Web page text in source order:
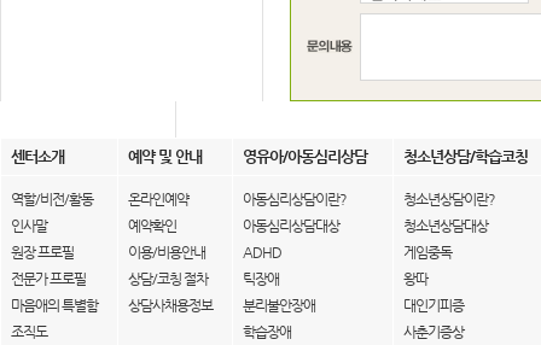
센터소개 예약 및 안내 영유아/아동심리상담 청소년상담/학습코칭
역할/비전/활동
인사말
원장 프로필
전문가 프로필
마음애의 특별함
조직도
온라인예약
예약확인
이용/비용안내
상담/코칭 절차
상담사채용정보
아동심리상담이란?
아동심리상담대상
ADHD
틱장애
분리불안장애
학습장애
청소년상담이란?
청소년상담대상
게임중독
왕따
대인기피증
사춘기증상